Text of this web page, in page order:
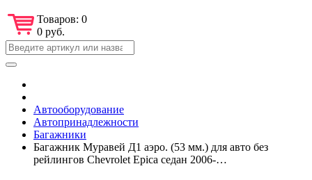
Товаров: 0
0 руб.
Автооборудование
Автопринадлежности
Багажники
Багажник Муравей Д1 аэро. (53 мм.) для авто без
рейлингов Chevrolet Epica седан 2006-…